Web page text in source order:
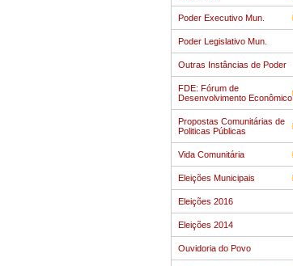
Poder Executivo Mun.
Poder Legislativo Mun.
Outras Instâncias de Poder
FDE: Fórum de
Desenvolvimento Econômico
Propostas Comunitárias de
Politicas Públicas
Vida Comunitária
Eleições Municipais
Eleições 2016
Eleições 2014
Ouvidoria do Povo